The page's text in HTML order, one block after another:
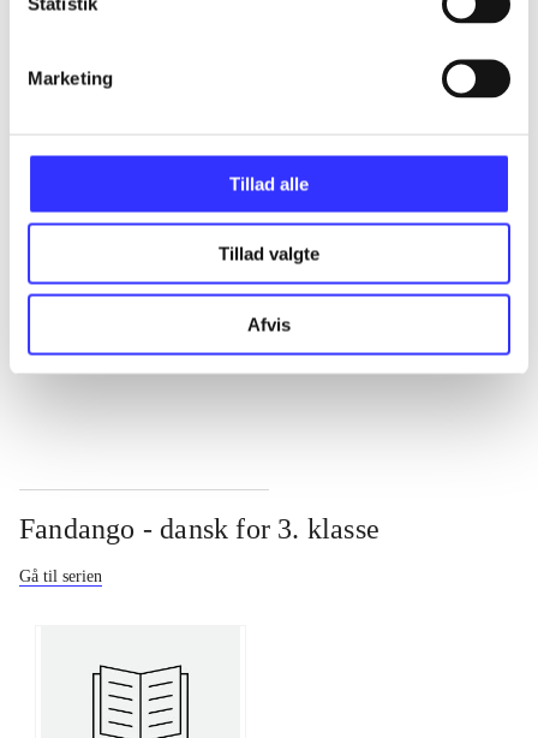
Marketing
Tillad alle
Tillad valgte
Afvis
Fandango - dansk for 3. klasse
Gå til serien